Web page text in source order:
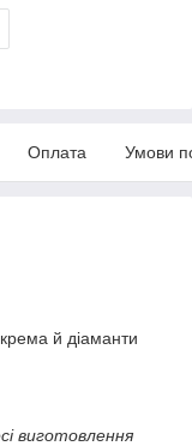
Оплата Умови
й діаманти
виготовлення